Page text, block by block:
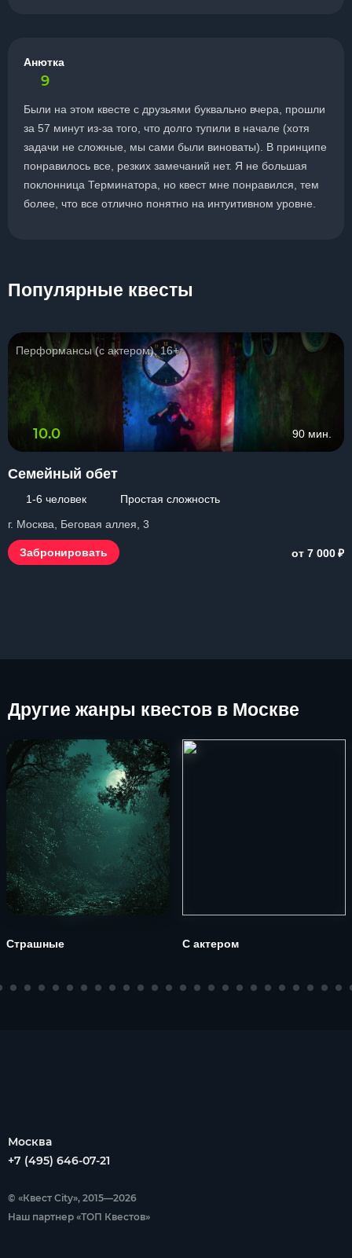
Анютка
9
Были на этом квесте с друзьями буквально вчера, прошли
за 57 минут из-за того, что долго тупили в начале (хотя
задачи не сложные, мы сами были виноваты). В принципе
понравилось все, резких замечаний нет. Я не большая
поклонница Терминатора, но квест мне понравился, тем
более, что все отлично понятно на интуитивном уровне.
Популярные квесты
Перформансы (с актером), 16+
10.0 90 мин.
Семейный обет
1-6 человек
Простая сложность
г. Москва, Беговая аллея, 3
Забронировать от 7 000₽
Другие жанры квестов в Москве
Страшные С актером
Москва
+7 (495) 646-07-21
© «Квест City», 2015—2026
Наш партнер «ТОП Квестов»